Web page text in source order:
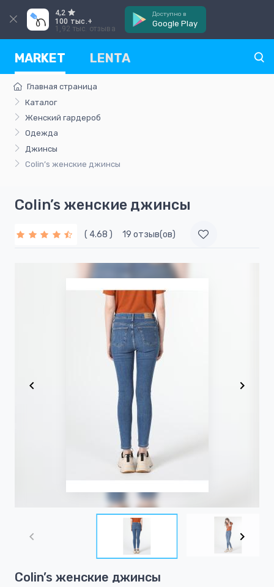
4,2
100 тыс.+
1,92 тыс. отзыва
Доступно в
Google Play
MARKET LENTA
Главная страница
Каталог
Женский гардероб
Одежда
Джинсы
Colin’s женские джинсы
Colin’s женские джинсы
( 4.68 ) 19 отзыв(ов)
1
Colin’s женские джинсы